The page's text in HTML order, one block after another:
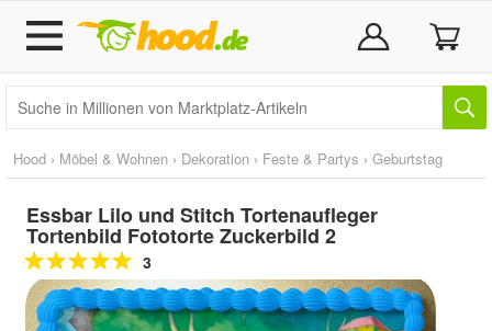
Hood › Möbel & Wohnen › Dekoration › Feste & Partys › Geburtstag
Essbar Lilo und Stitch Tortenaufleger
Tortenbild Fototorte Zuckerbild 2
3